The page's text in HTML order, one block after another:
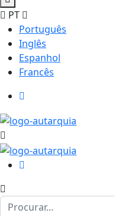
PT
Português
Inglês
Espanhol
Francês